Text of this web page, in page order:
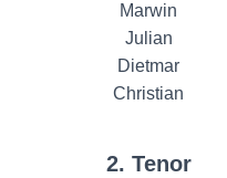
Marwin
Julian
Dietmar
Christian
2. Tenor